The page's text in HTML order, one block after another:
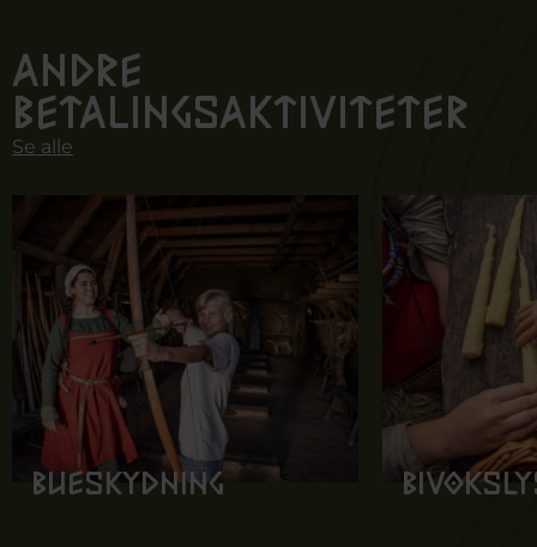
Andre
betalingsaktiviteter
Se alle
Bueskydning